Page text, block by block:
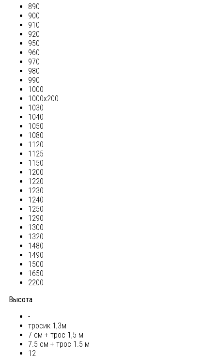
890
900
910
920
950
960
970
980
990
1000
1000х200
1030
1040
1050
1080
1120
1125
1150
1200
1220
1230
1240
1250
1290
1300
1320
1480
1490
1500
1650
2200
Высота
-
тросик 1,3м
7 см + трос 1,5 м
7.5 см + трос 1.5 м
12